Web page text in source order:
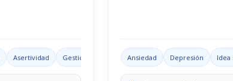
Asertividad Gestión emocional Trastorno por déficit de
Ansiedad Depresión Idea